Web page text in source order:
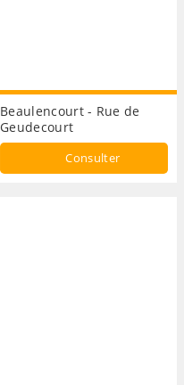
Beaulencourt - Rue de
Geudecourt
Consulter